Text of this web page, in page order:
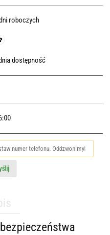
roboczych
dostępność